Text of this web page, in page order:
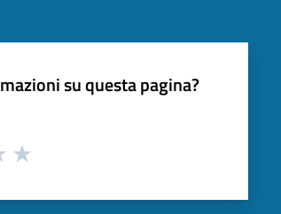
su questa pagina?